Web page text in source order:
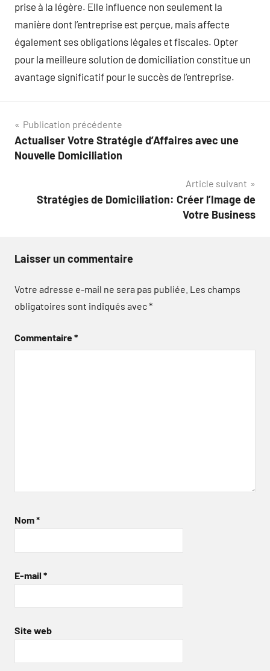
prise à la légère. Elle influence non seulement la
manière dont l’entreprise est perçue, mais affecte
également ses obligations légales et fiscales. Opter
pour la meilleure solution de domiciliation constitue un
avantage significatif pour le succès de l’entreprise.
Navigation
de
Publication précédente
Actualiser Votre Stratégie d’Affaires avec une
Nouvelle Domiciliation
Article suivant
Stratégies de Domiciliation: Créer l’Image de
Votre Business
Laisser un commentaire
Votre adresse e-mail ne sera pas publiée. Les champs
obligatoires sont indiqués avec*
Commentaire*
Nom*
E-mail *
Site web